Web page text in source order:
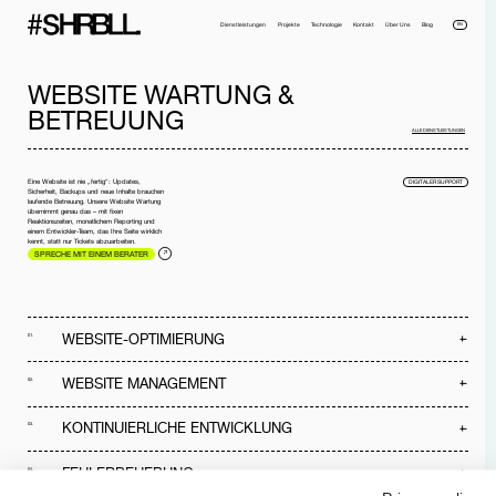
Dienstleistungen Projekte Technologie Kontakt Über Uns Blog EN
WEBSITE WARTUNG &
BETREUUNG
ALLE DIENSTLEISTUNGEN
Eine Website ist nie „fertig“: Updates,
Sicherheit, Backups und neue Inhalte brauchen
laufende Betreuung. Unsere Website Wartung
übernimmt genau das – mit fixen
Reaktionszeiten, monatlichem Reporting und
einem Entwickler-Team, das Ihre Seite wirklich
kennt, statt nur Tickets abzuarbeiten.
SPRECHE MIT EINEM BERATER
DIGITALER SUPPORT
01. WEBSITE-OPTIMIERUNG
02. WEBSITE MANAGEMENT
03. KONTINUIERLICHE ENTWICKLUNG
04. FEHLERBEHEBUNG
Voller Name*